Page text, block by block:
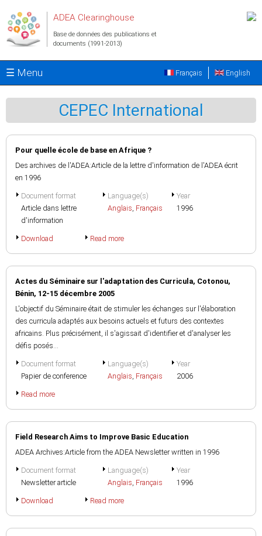
ADEA Clearinghouse
Base de données des publications et
documents (1991-2013)
☰ Menu English
Français
CEPEC International
Pour quelle école de base en Afrique ?
Des archives de l'ADEA:Article de la lettre d'information de l'ADEA écrit
en 1996
Document format
Article dans lettre
d'information
Language(s)
Anglais, Français
Year
1996
Download Read more
Actes du Séminaire sur l'adaptation des Curricula, Cotonou,
Bénin, 12-15 décembre 2005
L'objectif du Séminaire était de stimuler les échanges sur l'élaboration
des curricula adaptés aux besoins actuels et futurs des contextes
africains. Plus précisément, il s'agissait d'identifier et d'analyser les
défis posés...
Document format
Papier de conference
Language(s)
Anglais, Français
Year
2006
Read more
Field Research Aims to Improve Basic Education
ADEA Archives:Article from the ADEA Newsletter written in 1996
Document format
Newsletter article
Language(s)
Anglais, Français
Year
1996
Download Read more